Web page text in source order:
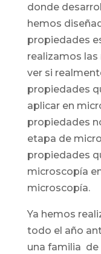
donde
hemos
propiedades
realizamos
ver si
propiedades
aplicar en
propiedades
etapa de
propiedades
microscopía
microscopía.
Ya hemos
todo el año
una familia de